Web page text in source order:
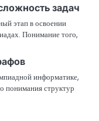
задач
этап в освоении
Понимание того,
информатике,
понимания структур